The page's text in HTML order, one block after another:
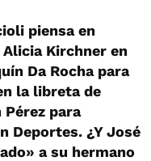
piensa en
Kirchner en
Da Rocha para
la libreta de
para
Deportes. ¿Y José
a su hermano